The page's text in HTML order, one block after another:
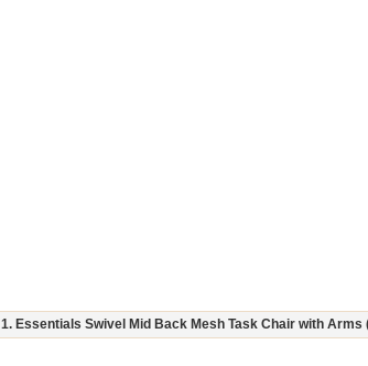
1. Essentials Swivel Mid Back Mesh Task Chair with Arms